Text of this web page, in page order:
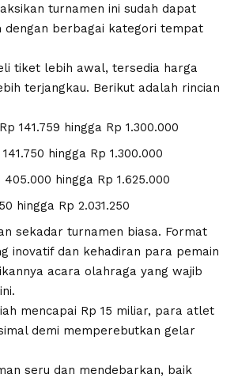
turnamen ini sudah dapat
dengan berbagai kategori tempat
tiket lebih awal, tersedia harga
terjangkau. Berikut adalah rincian
141.759 hingga Rp 1.300.000
hingga Rp 1.300.000
405.000 hingga Rp 1.625.000
hingga Rp 2.031.250
sekadar turnamen biasa. Format
inovatif dan kehadiran para pemain
acara olahraga yang wajib
mencapai Rp 15 miliar, para atlet
demi memperebutkan gelar
seru dan mendebarkan, baik